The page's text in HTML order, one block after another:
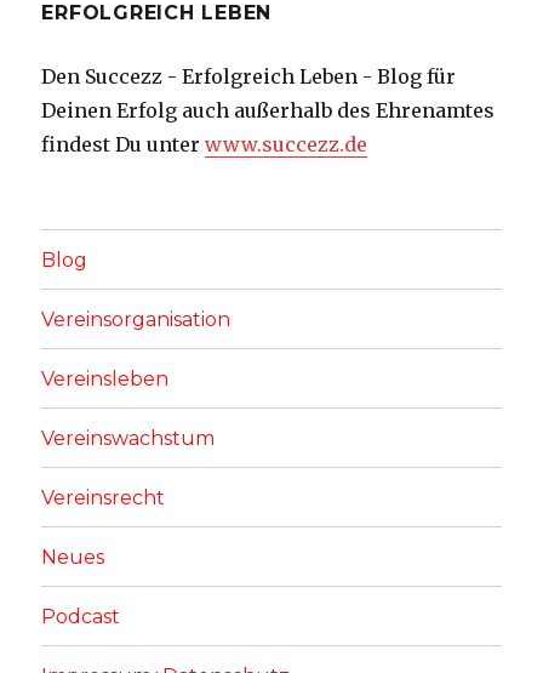
ERFOLGREICH LEBEN
Den Succezz - Erfolgreich Leben - Blog für
Deinen Erfolg auch außerhalb des Ehrenamtes
findest Du unterwww.succezz.de
Blog
Vereinsorganisation
Vereinsleben
Vereinswachstum
Vereinsrecht
Neues
Podcast